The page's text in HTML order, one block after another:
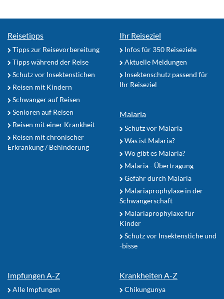
Reisetipps
Tipps zur Reisevorbereitung
Tipps während der Reise
Schutz vor Insektenstichen
Reisen mit Kindern
Schwanger auf Reisen
Senioren auf Reisen
Reisen mit einer Krankheit
Reisen mit chronischer
Erkrankung / Behinderung
Ihr Reiseziel
Infos für 350 Reiseziele
Aktuelle Meldungen
Insektenschutz passend für
Ihr Reiseziel
Malaria
Schutz vor Malaria
Was ist Malaria?
Wo gibt es Malaria?
Malaria - Übertragung
Gefahr durch Malaria
Malariaprophylaxe in der
Schwangerschaft
Malariaprophylaxe für
Kinder
Schutz vor Insektenstiche und
-bisse
Impfungen A-Z
Alle Impfungen
Krankheiten A-Z
Chikungunya